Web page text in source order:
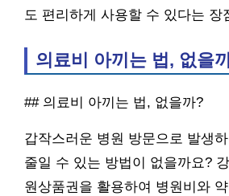
도 편리하게 사용할 수 있다는 장
의료비 아끼는 법, 없을
## 의료비 아끼는 법, 없을까?
갑작스러운 병원 방문으로 발생
줄일 수 있는 방법이 없을까요?
원상품권을 활용하여 병원비와